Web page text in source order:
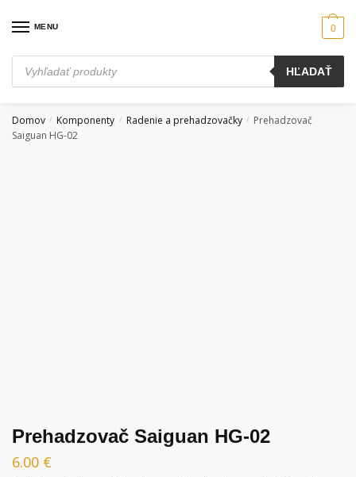
MENU
Products
search
HĽADAŤ
0
Domov / Komponenty / Radenie a prehadzovačky / Prehadzovač
Saiguan HG-02
Prehadzovač Saiguan HG-02
6.00 €